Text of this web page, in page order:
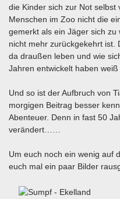
die Kinder sich zur Not
Menschen im Zoo nicht die
gemerkt als ein Jäger sich
nicht mehr zurückgekehrt ist.
da draußen leben und wie
Jahren entwickelt haben weiß
Und so ist der Aufbruch von
morgigen Beitrag besser
Abenteuer. Denn in fast 50
verändert……
Um euch noch ein wenig auf
euch mal ein paar Bilder